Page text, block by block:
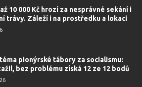
10 000 Kč hrozí za nesprávné sekání i
trávy. Záleží i na prostředku a lokaci
pionýrské tábory za socialismu:
bez problému získá 12 ze 12 bodů